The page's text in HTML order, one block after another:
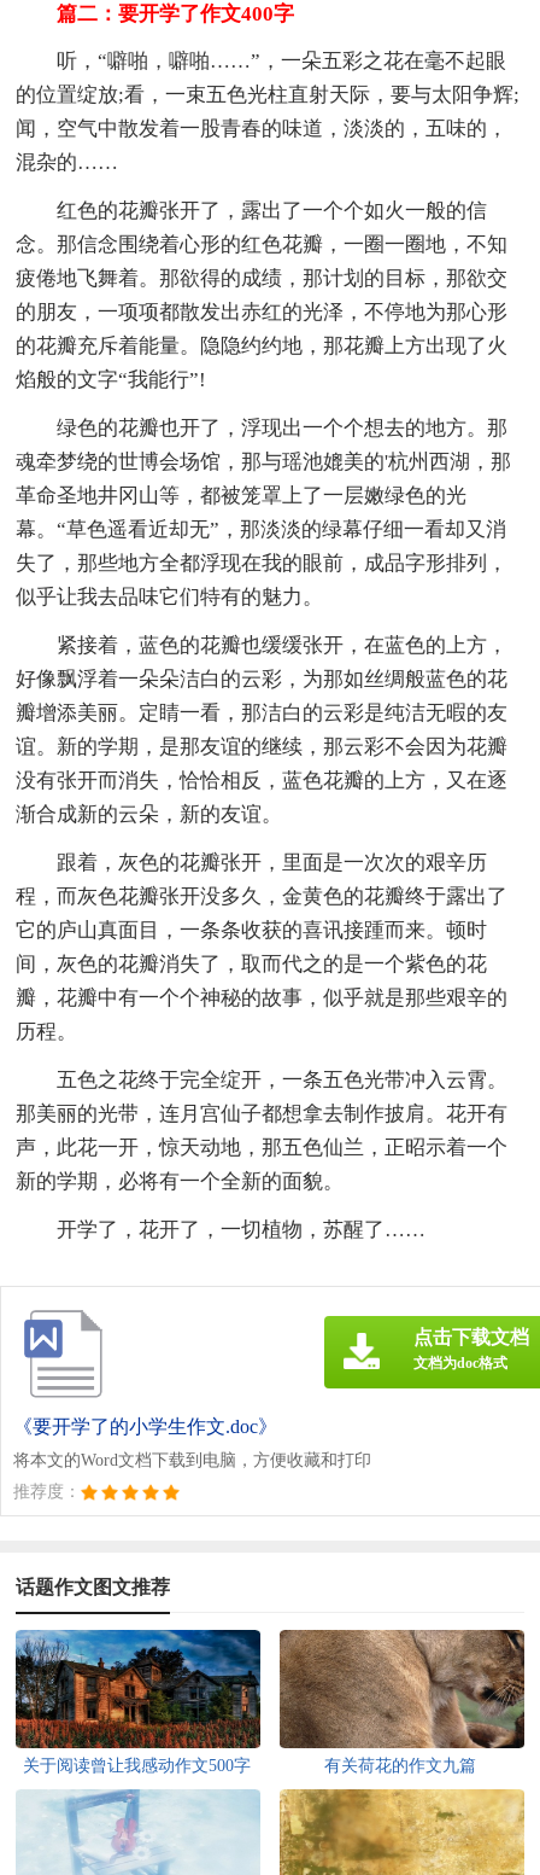
篇二：要开学了作文400字
听，“噼啪，噼啪……”，一朵五彩之花在毫不起眼
的位置绽放;看，一束五色光柱直射天际，要与太阳争辉;
闻，空气中散发着一股青春的味道，淡淡的，五味的，
混杂的……
红色的花瓣张开了，露出了一个个如火一般的信
念。那信念围绕着心形的红色花瓣，一圈一圈地，不知
疲倦地飞舞着。那欲得的成绩，那计划的目标，那欲交
的朋友，一项项都散发出赤红的光泽，不停地为那心形
的花瓣充斥着能量。隐隐约约地，那花瓣上方出现了火
焰般的文字“我能行”!
绿色的花瓣也开了，浮现出一个个想去的地方。那
魂牵梦绕的世博会场馆，那与瑶池媲美的'杭州西湖，那
革命圣地井冈山等，都被笼罩上了一层嫩绿色的光
幕。“草色遥看近却无”，那淡淡的绿幕仔细一看却又消
失了，那些地方全都浮现在我的眼前，成品字形排列，
似乎让我去品味它们特有的魅力。
紧接着，蓝色的花瓣也缓缓张开，在蓝色的上方，
好像飘浮着一朵朵洁白的云彩，为那如丝绸般蓝色的花
瓣增添美丽。定睛一看，那洁白的云彩是纯洁无暇的友
谊。新的学期，是那友谊的继续，那云彩不会因为花瓣
没有张开而消失，恰恰相反，蓝色花瓣的上方，又在逐
渐合成新的云朵，新的友谊。
跟着，灰色的花瓣张开，里面是一次次的艰辛历
程，而灰色花瓣张开没多久，金黄色的花瓣终于露出了
它的庐山真面目，一条条收获的喜讯接踵而来。顿时
间，灰色的花瓣消失了，取而代之的是一个紫色的花
瓣，花瓣中有一个个神秘的故事，似乎就是那些艰辛的
历程。
五色之花终于完全绽开，一条五色光带冲入云霄。
那美丽的光带，连月宫仙子都想拿去制作披肩。花开有
声，此花一开，惊天动地，那五色仙兰，正昭示着一个
新的学期，必将有一个全新的面貌。
开学了，花开了，一切植物，苏醒了……
《要开学了的小学生作文.doc》
将本文的Word文档下载到电脑，方便收藏和打印
推荐度：
点击下载文档
文档为doc格式
话题作文图文推荐
关于阅读曾让我感动作文500字
集锦10篇
有关荷花的作文九篇